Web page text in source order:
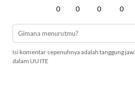
0 0 0 0
Isi komentar sepenuhnya adalah tanggung
dalam UU ITE